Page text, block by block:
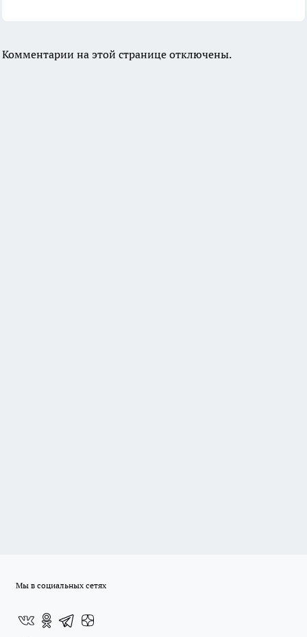
Комментарии на этой странице отключены.
Мы в социальных сетях